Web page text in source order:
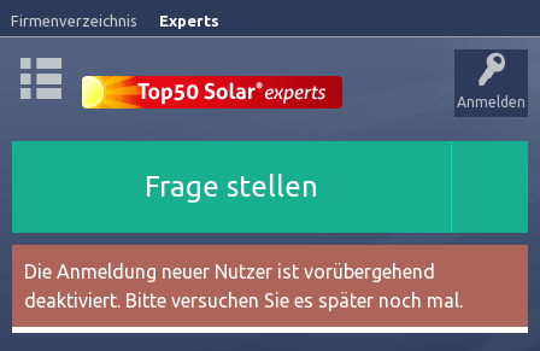
Firmenverzeichnis Experts
Anmelden
Frage stellen
Die Anmeldung neuer Nutzer ist vorübergehend
deaktiviert. Bitte versuchen Sie es später noch mal.